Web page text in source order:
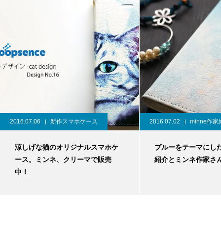
2016.07.06 新作スマホケース
涼しげな猫のオリジナルスマホケ
ース。ミンネ、クリーマで販売
中！
2016.07.02 minne作家
ブルーをテーマにし
紹介とミンネ作家さ